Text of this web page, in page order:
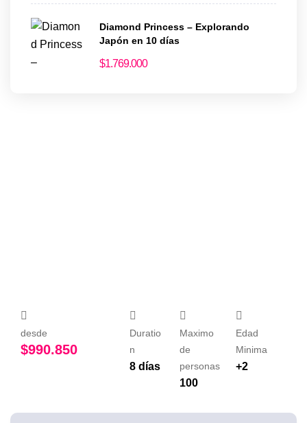
Diamond Princess – Explorando
Japón en 10 días
$1.769.000
desde
$990.850
Duratio
n
8 días
Maximo
de
personas
100
Edad
Minima
+2